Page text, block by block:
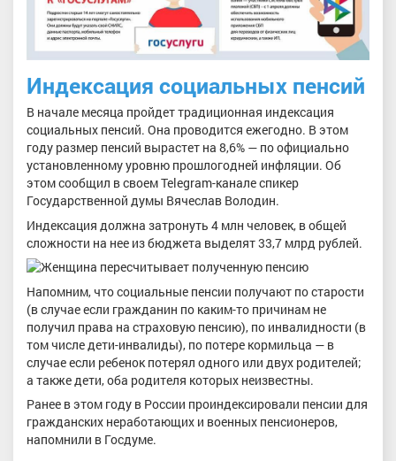
Индексация социальных пенсий
В начале месяца пройдет традиционная индексация
социальных пенсий. Она проводится ежегодно. В этом
году размер пенсий вырастет на 8,6% — по официально
установленному уровню прошлогодней инфляции. Об
этом сообщил в своем Telegram-канале спикер
Государственной думы Вячеслав Володин.
Индексация должна затронуть 4 млн человек, в общей
сложности на нее из бюджета выделят 33,7 млрд рублей.
Напомним, что социальные пенсии получают по старости
(в случае если гражданин по каким-то причинам не
получил права на страховую пенсию), по инвалидности (в
том числе дети-инвалиды), по потере кормильца — в
случае если ребенок потерял одного или двух родителей;
а также дети, оба родителя которых неизвестны.
Ранее в этом году в России проиндексировали пенсии для
гражданских неработающих и военных пенсионеров,
напомнили в Госдуме.